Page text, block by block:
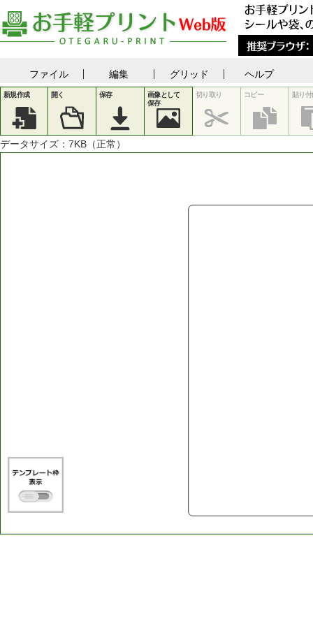
ファイル 編集 グリッド ヘルプ
新規作成 開く 保存
画像として
保存
切り取り コピー 貼り付
データサイズ： 7KB（正常）